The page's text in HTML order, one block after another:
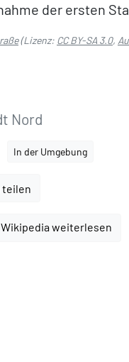
der ersten
(Lizenz: CC BY-SA 3.0,
Nord
In der Umgebung
teilen
weiterlesen